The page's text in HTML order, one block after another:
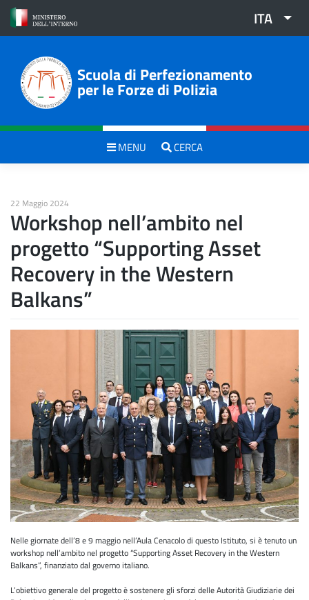
Skip
content
ITA
Scuola di Perfezionamento
per le Forze di Polizia
MENU CERCA
22 Maggio 2024
Workshop nell’ambito nel
progetto “Supporting Asset
Recovery in the Western
Balkans”
Nelle giornate dell’8 e 9 maggio nell’Aula Cenacolo di questo Istituto, si è tenuto un
workshop nell’ambito nel progetto “Supporting Asset Recovery in the Western
Balkans”, finanziato dal governo italiano.
L’obiettivo generale del progetto è sostenere gli sforzi delle Autorità Giudiziarie dei